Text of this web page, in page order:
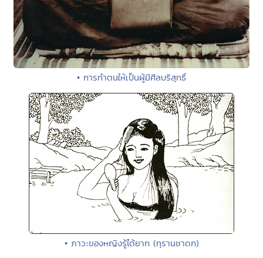
• การทำตนให้เป็นผู้มีศีลบริสุทธิ์
• ภาวะของหญิงรู้ได้ยาก (ทุรานชาดก)